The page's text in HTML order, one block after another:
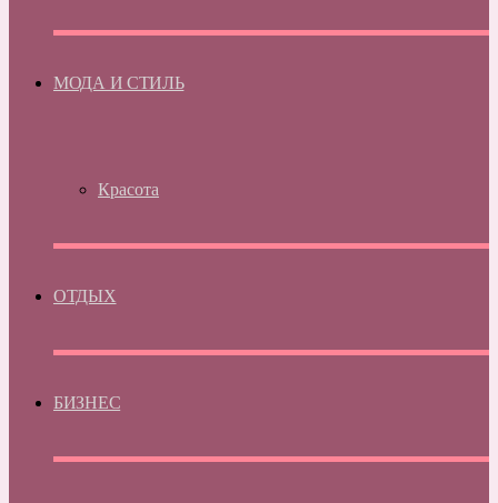
МОДА И СТИЛЬ
Красота
ОТДЫХ
БИЗНЕС